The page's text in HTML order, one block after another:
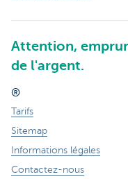
Attention,
de l'argent.
®
Tarifs
Sitemap
Informations légales
Contactez-nous